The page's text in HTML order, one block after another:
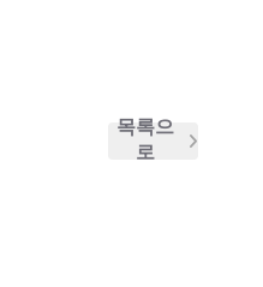
목록으
로